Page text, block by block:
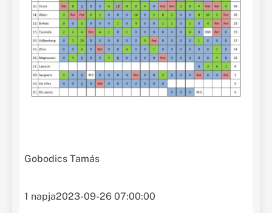
Gobodics Tamás
1 napja2023-09-26 07:00:00